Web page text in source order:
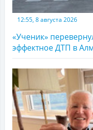
12:55, 8 августа 2026
«Ученик»
эффектное ДТП в